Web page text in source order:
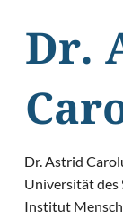
Dr.
Dr. Astrid
Universität des
Institut